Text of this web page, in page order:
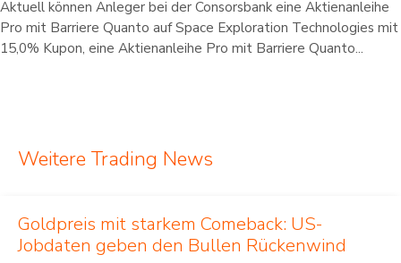
Aktuell können Anleger bei der Consorsbank eine Aktienanleihe
Pro mit Barriere Quanto auf Space Exploration Technologies mit
15,0% Kupon, eine Aktienanleihe Pro mit Barriere Quanto...
Weitere Trading News
Goldpreis mit starkem Comeback: US-
Jobdaten geben den Bullen Rückenwind